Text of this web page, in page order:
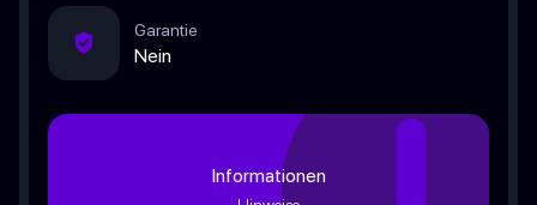
Garantie
Nein
Informationen